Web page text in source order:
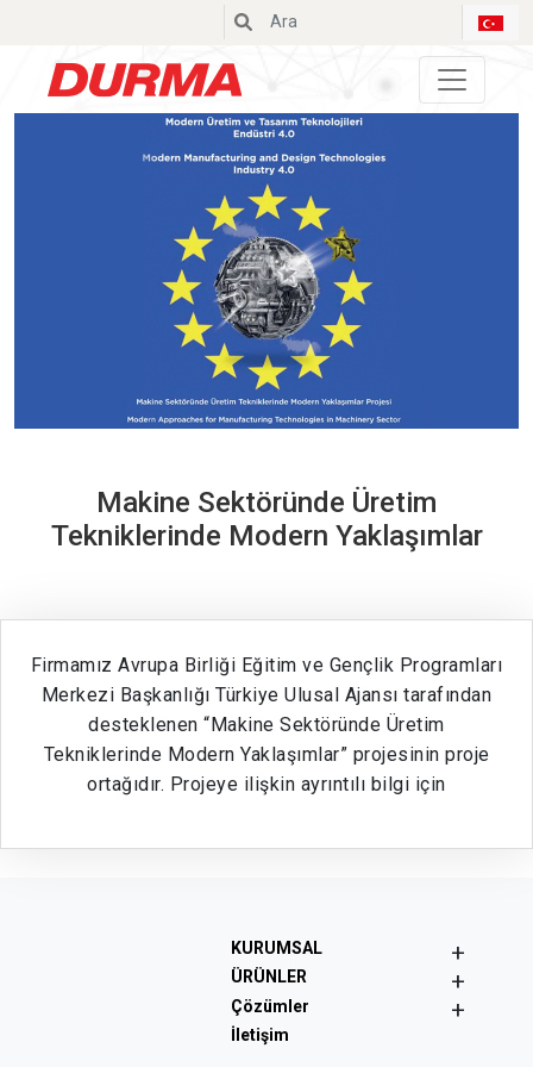
Durmazlar
Makine Sektöründe Üretim
Tekniklerinde Modern Yaklaşımlar
Firmamız Avrupa Birliği Eğitim ve Gençlik Programları
Merkezi Başkanlığı Türkiye Ulusal Ajansı tarafından
desteklenen “Makine Sektöründe Üretim
Tekniklerinde Modern Yaklaşımlar” projesinin proje
ortağıdır. Projeye ilişkin ayrıntılı bilgi için
KURUMSAL +
ÜRÜNLER +
Çözümler +
İletişim